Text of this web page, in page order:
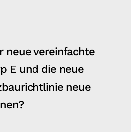
neue vereinfachte
E und die neue
neue